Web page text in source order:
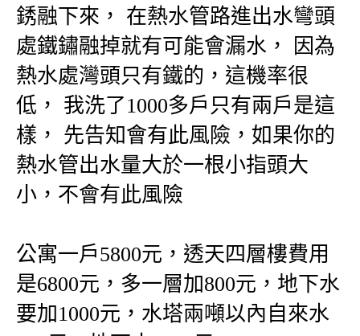
銹融下來， 在熱水管路進出水彎頭
處鐵鏽融掉就有可能會漏水， 因為
熱水處灣頭只有鐵的，這機率很
低， 我洗了1000多戶只有兩戶是這
樣， 先告知會有此風險，如果你的
熱水管出水量大於一根小指頭大
小，不會有此風險
公寓一戶5800元，透天四層樓費用
是6800元，多一層加800元，地下水
要加1000元，水塔兩噸以內自來水